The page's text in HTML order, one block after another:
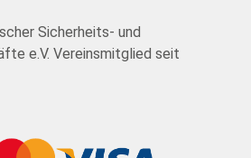
Sicherheits- und
e.V. Vereinsmitglied seit